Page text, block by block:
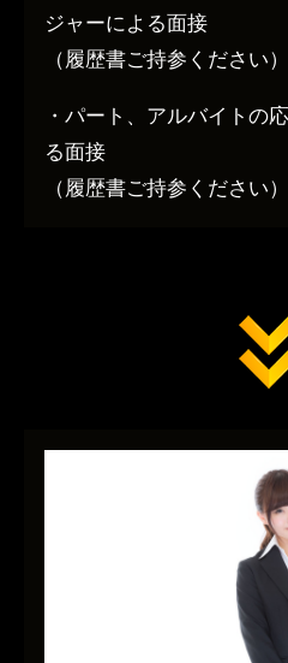
ジャーによる面接
（履歴書ご持参ください）
・パート、アルバイトの
る面接
（履歴書ご持参ください）